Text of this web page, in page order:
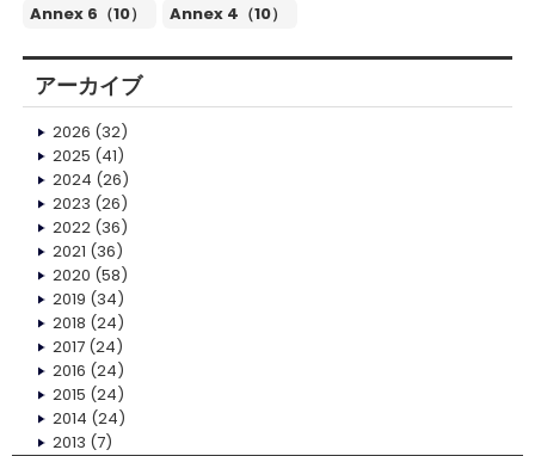
Annex 6（10）
Annex 4（10）
アーカイブ
2026 (32)
2025 (41)
2024 (26)
2023 (26)
2022(36)
2021 (36)
2020 (58)
2019 (34)
2018 (24)
2017(24)
2016 (24)
2015 (24)
2014 (24)
2013 (7)